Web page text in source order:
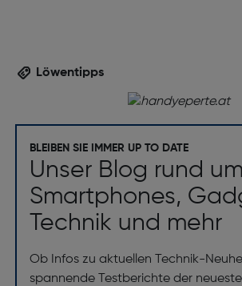
Löwentipps
BLEIBEN SIE IMMER UP TO DATE
Unser Blog rund um
Smartphones,
Technik und mehr
Ob Infos zu aktuellen Technik-
spannende Testberichte der